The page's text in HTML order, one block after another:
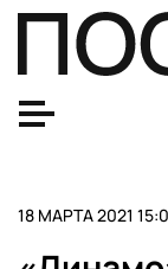
18 МАРТА 2021
Разведка США